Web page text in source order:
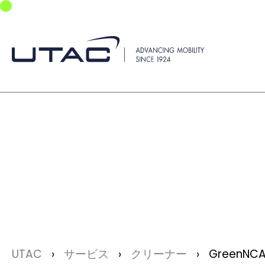
Skip to main navigation
Skip to main content
Skip to page footer
You are here:
UTAC サービス クリーナー